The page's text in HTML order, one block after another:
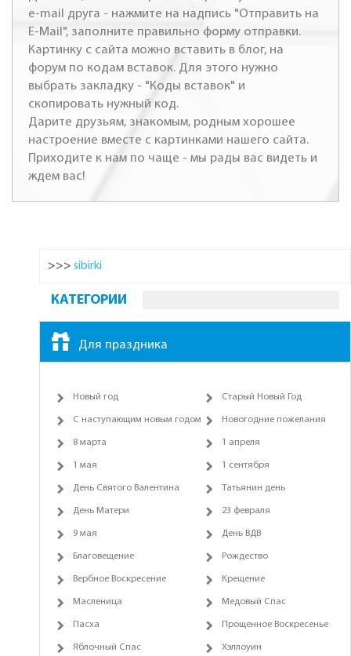
e-mail друга - нажмите на надпись "Отправить на
E-Mail", заполните правильно форму отправки.
Картинку с сайта можно вставить в блог, на
форум по кодам вставок. Для этого нужно
выбрать закладку - "Коды вставок" и
скопировать нужный код.
Дарите друзьям, знакомым, родным хорошее
настроение вместе с картинками нашего сайта.
Приходите к нам по чаще - мы рады вас видеть и
ждем вас!
>>> sibirki
КАТЕГОРИИ
Для праздника
Новый год Старый Новый Год
С наступающим новым годом Новогодние пожелания
8 марта 1 апреля
1 мая 1 сентября
День Святого Валентина Татьянин день
День Матери 23 февраля
9 мая День ВДВ
Благовещение Рождество
Вербное Воскресение Крещение
Масленица Медовый Спас
Пасха Прощенное Воскресенье
Яблочный Спас Хэллоуин